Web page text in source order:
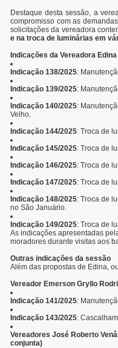
Destaque desta sessão, a
compromisso com as
solicitações da vereadora
e na troca de luminárias em
Indicações da Vereadora
Indicação 138/2025:
Indicação 139/2025:
Indicação 140/2025:
Velho.
Indicação 144/2025: Troca de
Indicação 145/2025: Troca de
Indicação 146/2025: Troca de
Indicação 147/2025: Troca de
Indicação 148/2025: Troca de
no São Januário.
Indicação 149/2025: Troca de
As indicações apresentadas
moradores durante visitas aos
Outras indicações da sessão
Além das propostas de Edina,
Vereador Emerson Gryllo
Indicação 141/2025:
Indicação 143/2025:
Vereadores José Roberto
conjunta)